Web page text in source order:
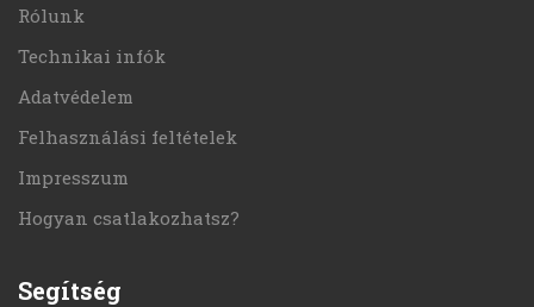
Rólunk
Technikai infók
Adatvédelem
Felhasználási feltételek
Impresszum
Hogyan csatlakozhatsz?
Segítség